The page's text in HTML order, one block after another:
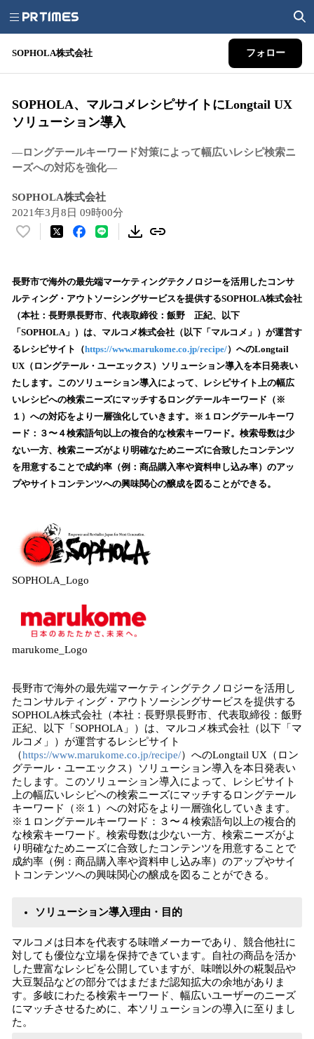
SOPHOLA株式会社 フォロー
SOPHOLA、マルコメレシピサイトにLongtail UX
ソリューション導入
―ロングテールキーワード対策によって幅広いレシピ検索ニ
ーズへの対応を強化―
SOPHOLA株式会社
2021年3月8日 09時00分
い
！
数
を
読
込
み
中
で
す
長野市で海外の最先端マーケティングテクノロジーを活用したコンサ
ルティング・アウトソーシングサービスを提供するSOPHOLA株式会社
（本社：長野県長野市、代表取締役：飯野 正紀、以下
「SOPHOLA」）は、マルコメ株式会社（以下「マルコメ」）が運営す
るレシピサイト（https://www.marukome.co.jp/recipe/）へのLongtail
UX（ロングテール・ユーエックス）ソリューション導入を本日発表い
たします。このソリューション導入によって、レシピサイト上の幅広
いレシピへの検索ニーズにマッチするロングテールキーワード（※
１）への対応をより一層強化していきます。※１ロングテールキーワ
ード：３〜４検索語句以上の複合的な検索キーワード。検索母数は少
ない一方、検索ニーズがより明確なためニーズに合致したコンテンツ
を用意することで成約率（例：商品購入率や資料申し込み率）のアッ
プやサイトコンテンツへの興味関心の醸成を図ることができる。
SOPHOLA_Logo
marukome_Logo
長野市で海外の最先端マーケティングテクノロジーを活用し
たコンサルティング・アウトソーシングサービスを提供する
SOPHOLA株式会社（本社：長野県長野市、代表取締役：飯野
正紀、以下「SOPHOLA」）は、マルコメ株式会社（以下「マ
ルコメ」）が運営するレシピサイト
（https://www.marukome.co.jp/recipe/）へのLongtail UX（ロン
グテール・ユーエックス）ソリューション導入を本日発表い
たします。このソリューション導入によって、レシピサイト
上の幅広いレシピへの検索ニーズにマッチするロングテール
キーワード（※１）への対応をより一層強化していきます。
※１ロングテールキーワード：３〜４検索語句以上の複合的
な検索キーワード。検索母数は少ない一方、検索ニーズがよ
り明確なためニーズに合致したコンテンツを用意することで
成約率（例：商品購入率や資料申し込み率）のアップやサイ
トコンテンツへの興味関心の醸成を図ることができる。
ソリューション導入理由・目的
マルコメは日本を代表する味噌メーカーであり、競合他社に
対しても優位な立場を保持できています。自社の商品を活か
した豊富なレシピを公開していますが、味噌以外の糀製品や
大豆製品などの部分ではまだまだ認知拡大の余地がありま
す。多岐にわたる検索キーワード、幅広いユーザーのニーズ
にマッチさせるために、本ソリューションの導入に至りまし
た。